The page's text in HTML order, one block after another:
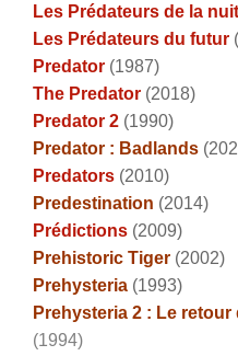
Les Prédateurs de la nuit
Les Prédateurs du futur
Predator (1987)
The Predator (2018)
Predator 2 (1990)
Predator : Badlands
Predators (2010)
Predestination (2014)
Prédictions (2009)
Prehistoric Tiger (2002)
Prehysteria (1993)
Prehysteria 2 : Le
(1994)